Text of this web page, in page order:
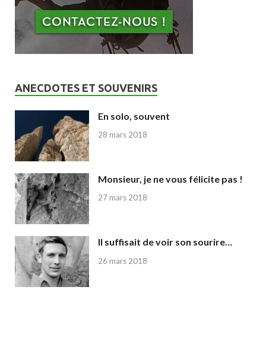
ANECDOTES ET SOUVENIRS
En solo, souvent
28 mars 2018
Monsieur, je ne vous félicite pas !
27 mars 2018
Il suffisait de voir son sourire…
26 mars 2018